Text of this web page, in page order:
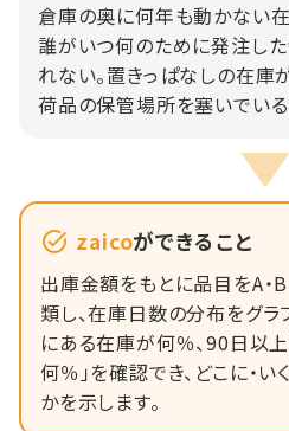
倉庫の奥に何年も動かない
誰がいつ何のために発注し
れない。置きっぱなしの在庫
荷品の保管場所を塞いでいる
zaicoができること
出庫金額をもとに品目をA・
類し、在庫日数の分布をグラ
にある在庫が何％、90日以
何％」を確認でき、どこに・
かを示します。